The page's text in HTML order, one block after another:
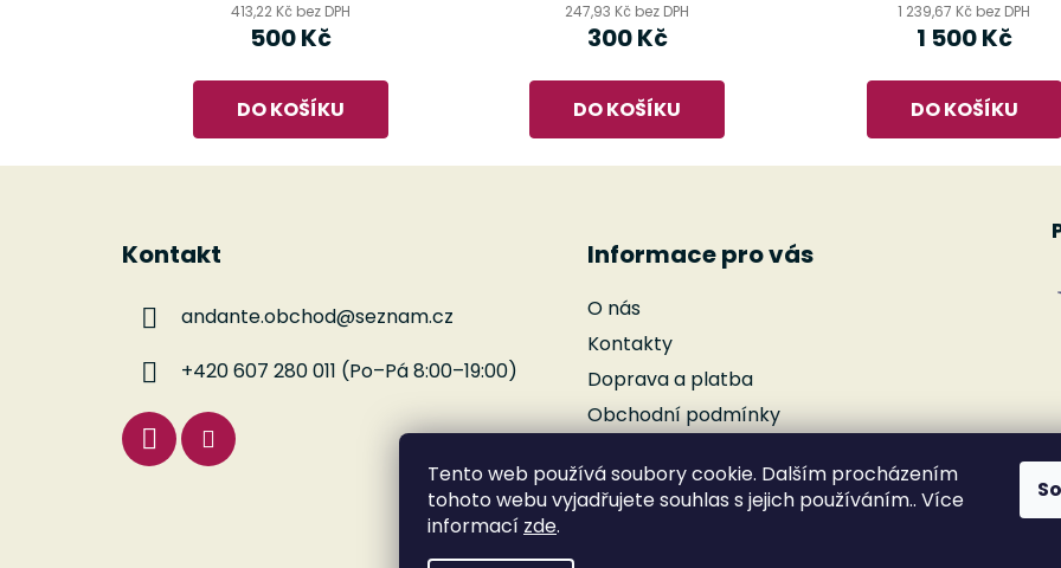
Tento web používá soubory cookie. Dalším procházením
tohoto webu vyjadřujete souhlas s jejich používáním.. Více
informací zde.
413,22 Kč bez DPH
500 Kč
DO KOŠÍKU
247,93 Kč bez DPH
300 Kč
DO KOŠÍKU
1 239,67 Kč bez DPH
1 500 Kč
DO KOŠÍKU
Kontakt
andante.obchod@seznam.cz
+420 607 280 011 (Po–Pá 8:00–19:00)
Informace pro vás
O nás
Kontakty
Doprava a platba
Obchodní podmínky
Reklamace